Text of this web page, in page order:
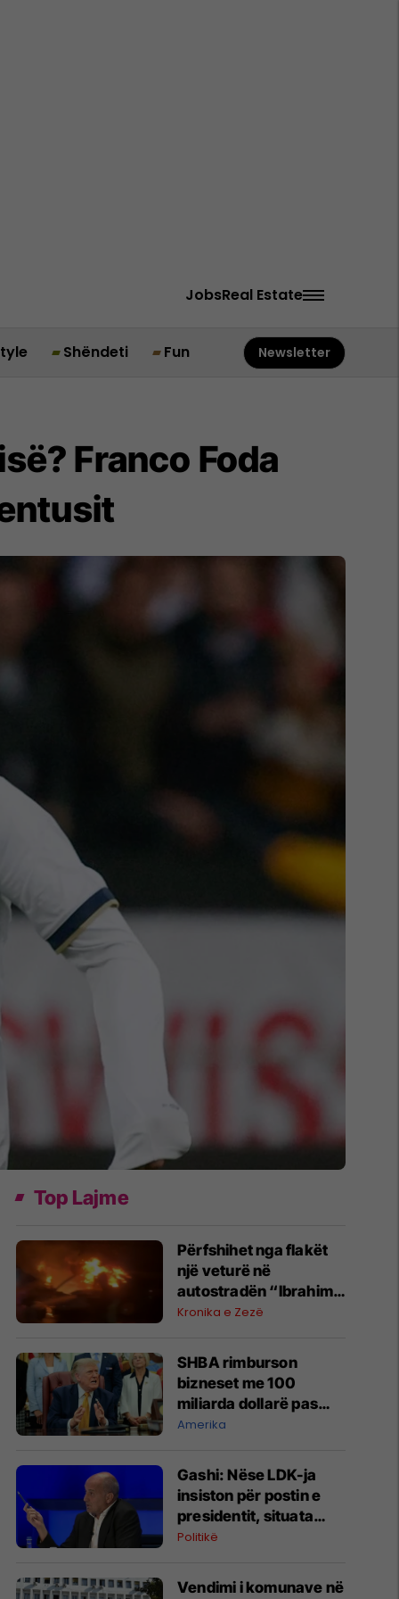
JobsReal Estate
Shëndeti Fun Newsletter
Franco Foda
Top Lajme
Përfshihet nga flakët
një veturë në
autostradën “Ibrahim
Rugova”
Kronika e Zezë
SHBA rimburson
bizneset me 100
miliarda dollarë pas
anulimit të tarifave të
Amerika
Gashi: Nëse LDK-ja
insiston për postin e
presidentit, situata
komplikohet - pres që
Politikë
Vendimi i komunave në